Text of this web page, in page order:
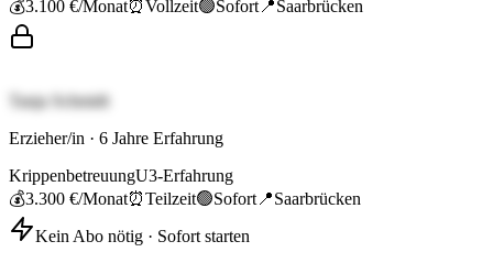
💰3.100 €/Monat⏰Vollzeit🟢Sofort 📍Saarbrücken
Tanja Schmidt
Erzieher/in · 6 Jahre Erfahrung
KrippenbetreuungU3-Erfahrung
💰3.300 €/Monat⏰Teilzeit🟢Sofort 📍Saarbrücken
Kein Abo nötig · Sofort starten